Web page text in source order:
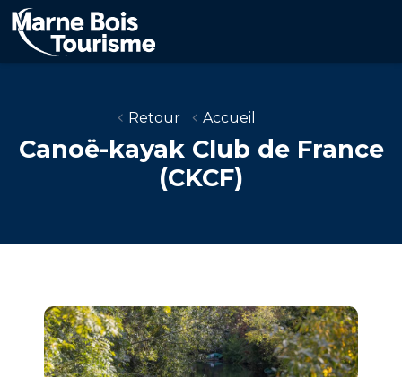
Aller
au
contenu
principal
Retour Accueil
Canoë-kayak Club de France
(CKCF)